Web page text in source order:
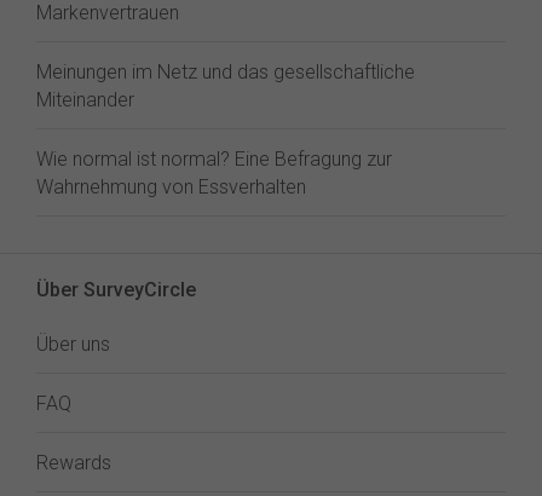
Markenvertrauen
Meinungen im Netz und das gesellschaftliche
Miteinander
Wie normal ist normal? Eine Befragung zur
Wahrnehmung von Essverhalten
Über SurveyCircle
Über uns
FAQ
Rewards